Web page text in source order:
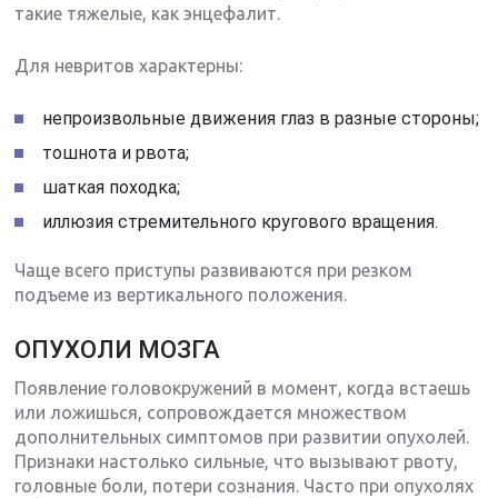
такие тяжелые, как энцефалит.
Для невритов характерны:
непроизвольные движения глаз в разные стороны;
тошнота и рвота;
шаткая походка;
иллюзия стремительного кругового вращения.
Чаще всего приступы развиваются при резком
подъеме из вертикального положения.
ОПУХОЛИ МОЗГА
Появление головокружений в момент, когда встаешь
или ложишься, сопровождается множеством
дополнительных симптомов при развитии опухолей.
Признаки настолько сильные, что вызывают рвоту,
головные боли, потери сознания. Часто при опухолях